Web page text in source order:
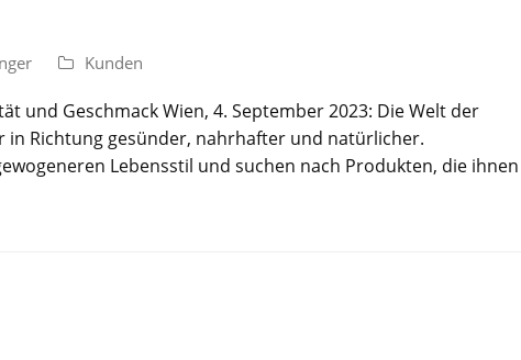
Kunden
und Geschmack Wien, 4. September 2023: Die Welt der
Richtung gesünder, nahrhafter und natürlicher.
Lebensstil und suchen nach Produkten, die ihnen